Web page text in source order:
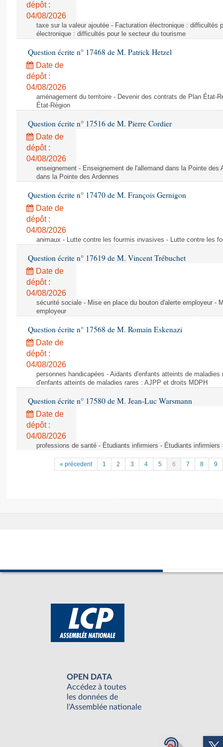
dépôt :
04/08/2026
taxe sur la valeur ajoutée - Facturation électronique : difficultés
électronique : difficultés pour le secteur du tourisme
Question écrite n° 17468 de M. Patrick Hetzel
Date de
dépôt :
04/08/2026
aménagement du territoire - Devenir des contrats de Plan État-
État-Région
Question écrite n° 17516 de M. Pierre Cordier
Date de
dépôt :
04/08/2026
enseignement - Enseignement de l'allemand dans la Pointe des
dans la Pointe des Ardennes
Question écrite n° 17470 de M. François Gernigon
Date de
dépôt :
04/08/2026
animaux - Lutte contre les fourmis invasives - Lutte contre les
Question écrite n° 17619 de M. Vincent Trébuchet
Date de
dépôt :
04/08/2026
sécurité sociale - Mise en place du bouton d'alerte employeur -
employeur
Question écrite n° 17568 de M. Romain Eskenazi
Date de
dépôt :
04/08/2026
personnes handicapées - Aidants d'enfants atteints de
d'enfants atteints de maladies rares : AJPP et droits MDPH
Question écrite n° 17580 de M. Jean-Luc Warsmann
Date de
dépôt :
04/08/2026
professions de santé - Étudiants infirmiers - Étudiants infirmiers
« précedent 1 2 3 4 5 6 7 8 9
OPEN DATA
Accédez à toutes
les données de
l'Assemblée nationale